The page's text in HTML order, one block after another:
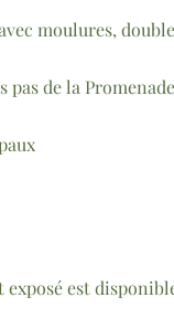
moulures,
de la
exposé est